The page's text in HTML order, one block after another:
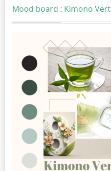
Mood board : Kimono Vert